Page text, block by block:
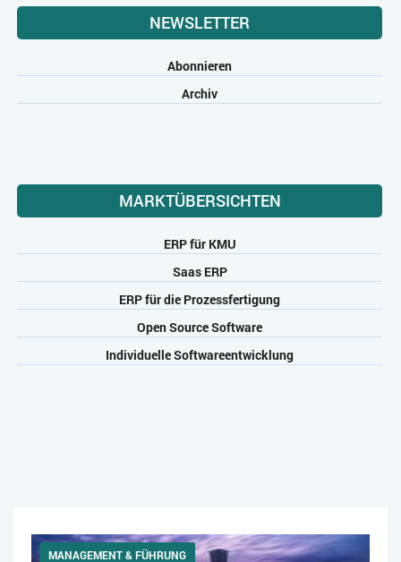
NEWSLETTER
Abonnieren
Archiv
MARKTÜBERSICHTEN
ERP für KMU
Saas ERP
ERP für die Prozessfertigung
Open Source Software
Individuelle Softwareentwicklung
MANAGEMENT & FÜHRUNG